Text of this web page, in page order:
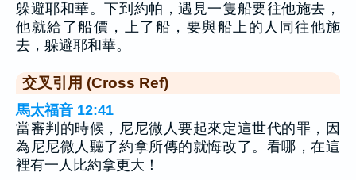
躲避耶和華。下到約帕，遇見一隻船要往他施去，
他就給了船價，上了船，要與船上的人同往他施
去，躲避耶和華。
交叉引用 (Cross Ref)
馬太福音 12:41
當審判的時候，尼尼微人要起來定這世代的罪，因
為尼尼微人聽了約拿所傳的就悔改了。看哪，在這
裡有一人比約拿更大！